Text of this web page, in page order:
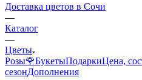
Доставка цветов в Сочи
—
Каталог
—
Цветы
Розы🌹БукетыПодаркиЦена,
сезонДополнения